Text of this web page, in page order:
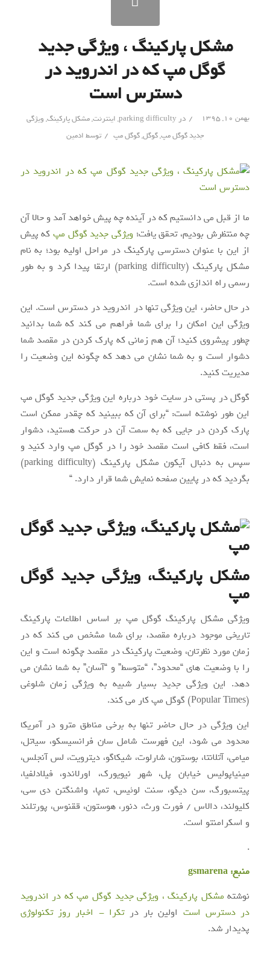
مشکل پارکینگ ، ویژگی جدید
گوگل مپ که در اندروید در
دسترس است
بهمن ۱۰, ۱۳۹۵ / در parking difficulty
, اینترنت,مشکل پارکینگ, ویژگی
جدید گوگل مپ,گوگل,گوگل مپ / توسط ادمین
ما از قبل می دانستیم که در آینده چه پیش خواهد آمد و حالا آن
چه منتظرش بودیم، تحقق یافت؛ ویژگی جدید گوگل مپ که پیش
از این با عنوان دسترسی پارکینگ در مراحل اولیه بود؛ به نام
مشکل پارکینگ (parking difficulty) ارتقا پیدا کرد و به طور
رسمی راه اندازی شده است.
در حال حاضر، این ویژگی تنها در اندروید در دسترس است. این
ویژگی این امکان را برای شما فراهم می کند که شما بدانید
چطور پیشروی کنید؛ آن هم زمانی که پارک کردن در مقصد شما
دشوار است و به شما نشان می دهد که چگونه این وضعیت را
مدیریت کنید.
گوگل در پستی در سایت خود درباره این ویژگی جدید گوگل مپ
این طور نوشته است: “برای آن که ببینید که چقدر ممکن است
پارک کردن در جایی که به سمت آن در حرکت هستید، دشوار
است، فقط کافی است مقصد خود را در گوگل مپ وارد کنید و
سپس به دنبال آیکون مشکل پارکینگ (parking difficulty)
بگردید که در پایین صفحه نمایش شما قرار دارد. “
مشکل پارکینگ، ویژگی جدید گوگل
مپ
ویژگی مشکل پارکینگ گوگل مپ بر اساس اطلاعات پارکینگ
تاریخی موجود درباره مقصد، برای شما مشخص می کند که در
زمان مورد نظرتان، وضعیت پارکینگ در مقصد چگونه است و این
را با وضعیت های “محدود”، “متوسط” و “آسان” به شما نشان می
دهد. این ویژگی جدید بسیار شبیه به ویژگی زمان شلوغی
(Popular Times) گوگل مپ کار می کند.
این ویژگی در حال حاضر تنها به برخی مناطق مترو در آمریکا
محدود می شود، این فهرست شامل سان فرانسیسکو، سیاتل،
میامی، آتلانتا، بوستون، شارلوت، شیکاگو، دیترویت، لس آنجلس،
مینیاپولیس خیابان پل، شهر نیویورک، اورلاندو، فیلادلفیا،
پیتسبورگ، سن دیگو، سنت لوئیس، تمپا، واشنگتن دی سی،
کلیولند، دالاس / فورت ورث، دنور، هوستون، ققنوس، پورتلند
و اسکرامنتو است.
.
منبع: gsmarena
نوشته مشکل پارکینگ ، ویژگی جدید گوگل مپ که در اندروید
در دسترس است اولین بار درتکرا - اخبار روز تکنولوژی
پدیدار شد.